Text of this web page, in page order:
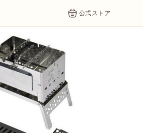
公式ストア